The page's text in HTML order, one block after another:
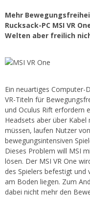
Mehr
Rucksack-PC MSI VR
Welten aber freilich
Ein neuartiges Computer-
VR-Titeln für
und Oculus Rift erfordern
Headsets aber über
müssen, laufen Nutzer
bewegungsintensiven
Dieses Problem will MSI
lösen. Der MSI VR One
des Spielers befestigt und
am Boden liegen. Zum
dabei nicht mehr den